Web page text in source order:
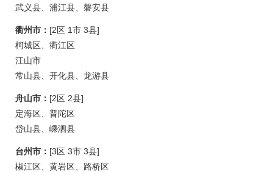
武义县、浦江县、磐安县
衢州市： [2区 1市 3县]
柯城区、衢江区
江山市
常山县、开化县、龙游县
舟山市： [2区 2县]
定海区、普陀区
岱山县、嵊泗县
台州市： [3区 3市 3县]
椒江区、黄岩区、路桥区